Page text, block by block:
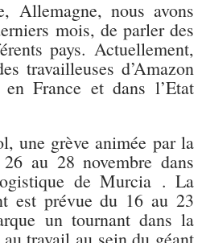
Allemagne, nous avons
mois, de parler des
pays. Actuellement,
travailleuses d’Amazon
France et dans l’Etat
une grève animée par la
au 28 novembre dans
de Murcia . La
est prévue du 16 au 23
un tournant dans la